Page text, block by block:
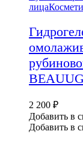
лица
2 200 ₽
Добавить в
Добавить в